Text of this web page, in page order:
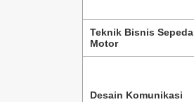
Teknik Bisnis Sepeda
Motor
Desain Komunikasi